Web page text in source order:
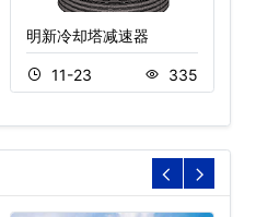
明新冷却塔减速器
11-23 335